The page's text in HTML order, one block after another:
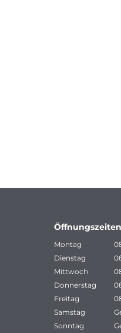
Öffnungszeiten
Montag
Dienstag
Mittwoch
Donnerstag
Freitag
Samstag
Sonntag